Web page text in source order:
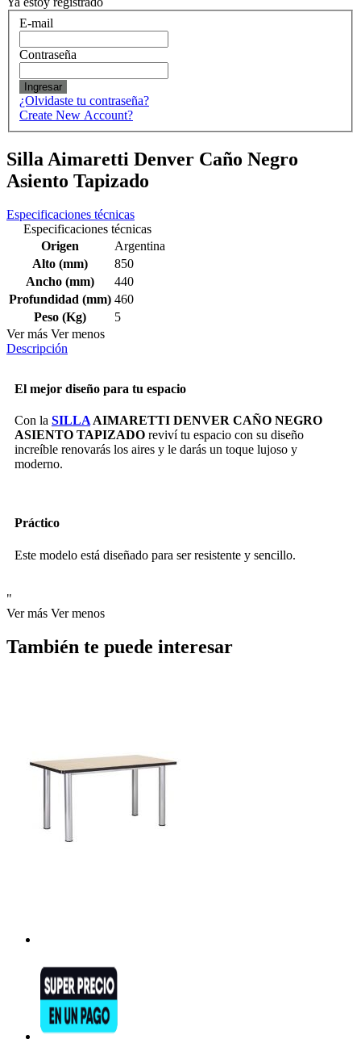
E-mail
Contraseña
Ingresar
¿Olvidaste tu contraseña?
Create New Account?
Silla Aimaretti Denver Caño Negro
Asiento Tapizado
Especificaciones técnicas
Especificaciones técnicas
Origen
Argentina
Alto (mm)
850
Ancho (mm)
440
Profundidad (mm) 460
Peso (Kg)
5
Ver más Ver menos
Descripción
El mejor diseño para tu espacio
Con la SILLA AIMARETTI DENVER CAÑO NEGRO
ASIENTO TAPIZADO reviví tu espacio con su diseño
increíble renovarás los aires y le darás un toque lujoso y
moderno.
Práctico
Este modelo está diseñado para ser resistente y sencillo.
"
Ver más Ver menos
También te puede interesar